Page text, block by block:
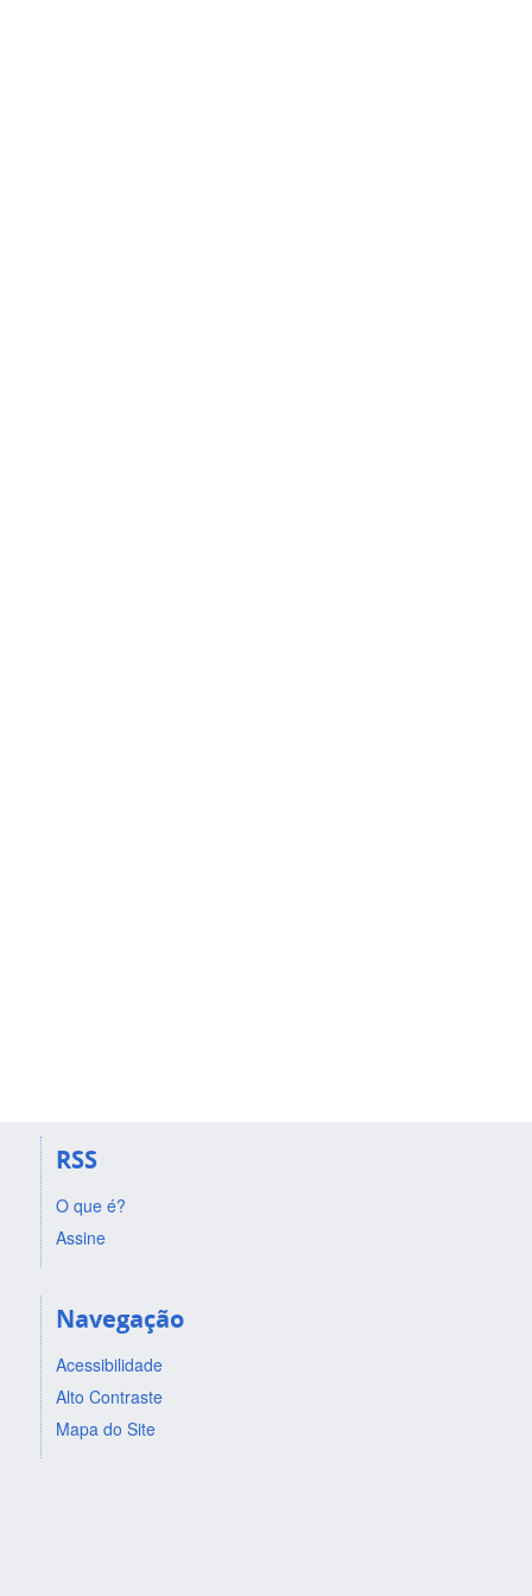
RSS
O que é?
Assine
Navegação
Acessibilidade
Alto Contraste
Mapa do Site